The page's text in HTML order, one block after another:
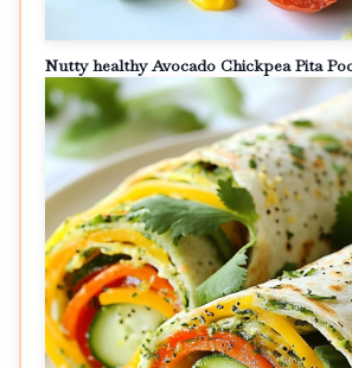
Nutty healthy Avocado Chickpea Pita